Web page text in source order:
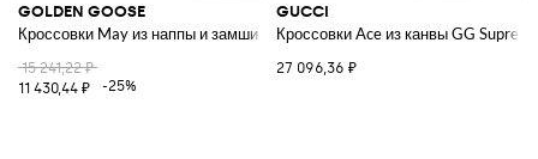
GOLDEN GOOSE
Кроссовки May из наппы и замши
15 241,22 ₽
11 430,44 ₽
-25%
GUCCI
Кроссовки Ace из канвы GG
27 096,36 ₽